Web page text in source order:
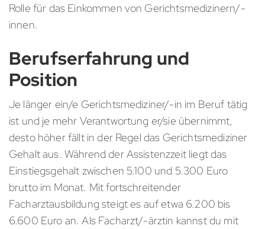
Rolle für das Einkommen von Gerichtsmedizinern/-
innen.
Berufserfahrung und
Position
Je länger ein/e Gerichtsmediziner/-in im Beruf tätig
ist und je mehr Verantwortung er/sie übernimmt,
desto höher fällt in der Regel das Gerichtsmediziner
Gehalt aus. Während der Assistenzzeit liegt das
Einstiegsgehalt zwischen 5.100 und 5.300 Euro
brutto im Monat. Mit fortschreitender
Facharztausbildung steigt es auf etwa 6.200 bis
6.600 Euro an. Als Facharzt/-ärztin kannst du mit